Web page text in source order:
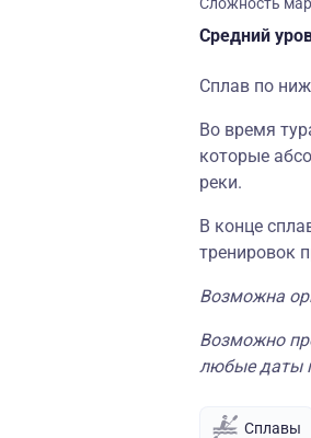
Средний
Сплав по
Во время
которые
реки.
В конце
тренировок
Возможна
Возможно
любые даты
Сплавы